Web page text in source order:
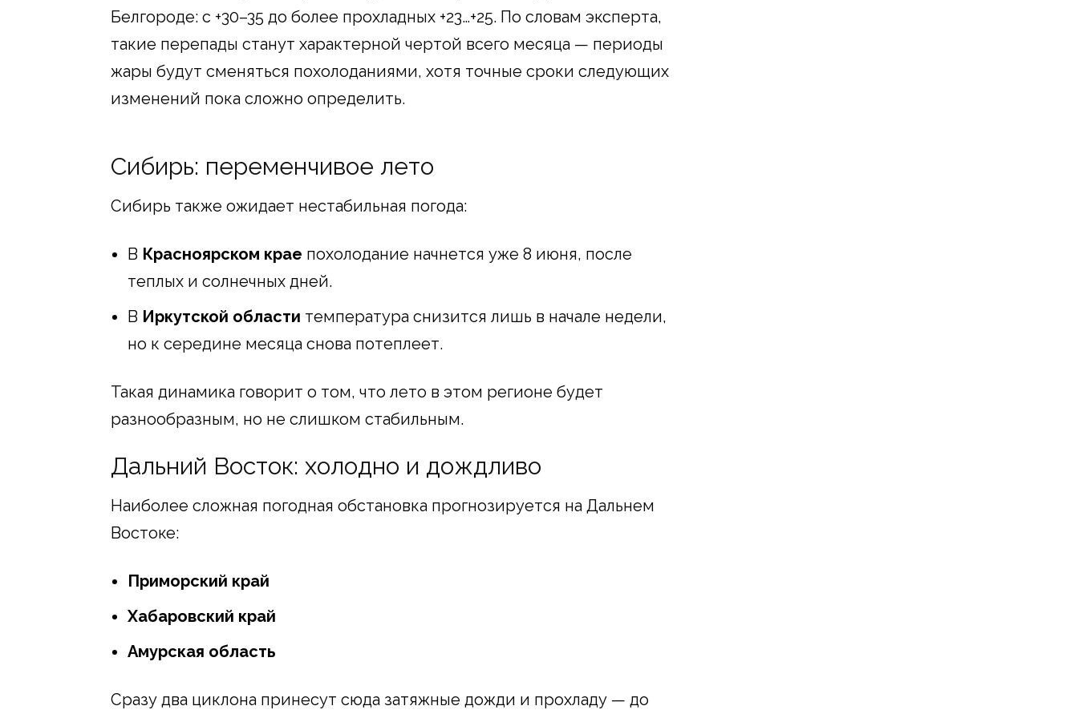
Белгороде: с +30–35 до более прохладных +23…+25. По словам эксперта,
такие перепады станут характерной чертой всего месяца — периоды
жары будут сменяться похолоданиями, хотя точные сроки следующих
изменений пока сложно определить.
Сибирь: переменчивое лето
Сибирь также ожидает нестабильная погода:
В Красноярском крае похолодание начнется уже 8 июня, после
теплых и солнечных дней.
В Иркутской области температура снизится лишь в начале недели,
но к середине месяца снова потеплеет.
Такая динамика говорит о том, что лето в этом регионе будет
разнообразным, но не слишком стабильным.
Дальний Восток: холодно и дождливо
Наиболее сложная погодная обстановка прогнозируется на Дальнем
Востоке:
Приморский край
Хабаровский край
Амурская область
Сразу два циклона принесут сюда затяжные дожди и прохладу — до